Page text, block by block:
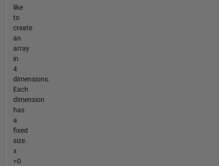
like
to
create
an
array
in
4
dimensions.
Each
dimension
has
a
fixed
size.
x
=0